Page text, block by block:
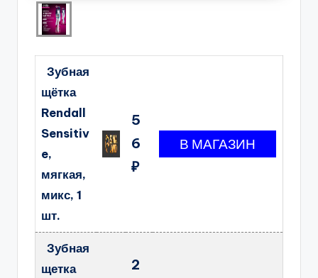
Зубная
щётка
Rendall
Sensitiv
e,
мягкая,
микс, 1
шт.
5
6
₽
Зубная
щетка
2